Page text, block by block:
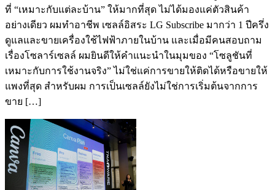
ที่ “เหมาะกับแต่ละบ้าน” ให้มากที่สุด ไม่ได้มองแค่ตัวสินค้า
อย่างเดียว ผมทำอาชีพ เซลล์อิสระ LG Subscribe มากว่า 1 ปีครึ่ง
ดูแลและขายเครื่องใช้ไฟฟ้าภายในบ้าน และเมื่อมีคนสอบถาม
เรื่องโซลาร์เซลล์ ผมยินดีให้คำแนะนำในมุมของ “โซลูชันที่
เหมาะกับการใช้งานจริง” ไม่ใช่แค่การขายให้ติดได้หรือขายให้
แพงที่สุด สำหรับผม การเป็นเซลล์ยังไม่ใช่การเริ่มต้นจากการ
ขาย […]